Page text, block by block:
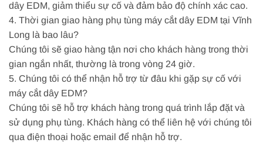
dây EDM, giảm thiểu sự cố và đảm bảo độ chính xác cao.
4. Thời gian giao hàng phụ tùng máy cắt dây EDM tại Vĩnh
Long là bao lâu?
Chúng tôi sẽ giao hàng tận nơi cho khách hàng trong thời
gian ngắn nhất, thường là trong vòng 24 giờ.
5. Chúng tôi có thể nhận hỗ trợ từ đâu khi gặp sự cố với
máy cắt dây EDM?
Chúng tôi sẽ hỗ trợ khách hàng trong quá trình lắp đặt và
sử dụng phụ tùng. Khách hàng có thể liên hệ với chúng tôi
qua điện thoại hoặc email để nhận hỗ trợ.